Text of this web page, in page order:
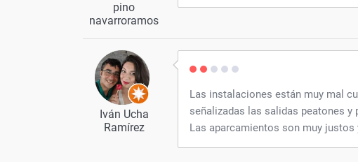
pino
navarroramos
Iván Ucha
Ramírez
Las instalaciones están muy mal
señalizadas las salidas peatones
Las aparcamientos son muy